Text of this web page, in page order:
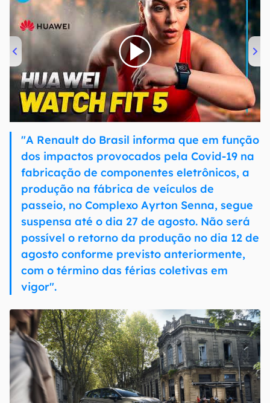
00:00/04:51
"A Renault do Brasil informa que em função
dos impactos provocados pela Covid-19 na
fabricação de componentes eletrônicos, a
produção na fábrica de veículos de
passeio, no Complexo Ayrton Senna, segue
suspensa até o dia 27 de agosto. Não será
possível o retorno da produção no dia 12 de
agosto conforme previsto anteriormente,
com o término das férias coletivas em
vigor".